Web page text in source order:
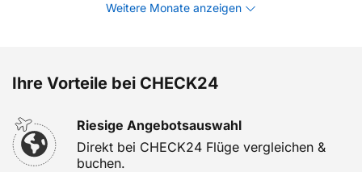
Weitere Monate anzeigen
Ihre Vorteile bei CHECK24
Riesige Angebotsauswahl
Direkt bei CHECK24 Flüge vergleichen &
buchen.